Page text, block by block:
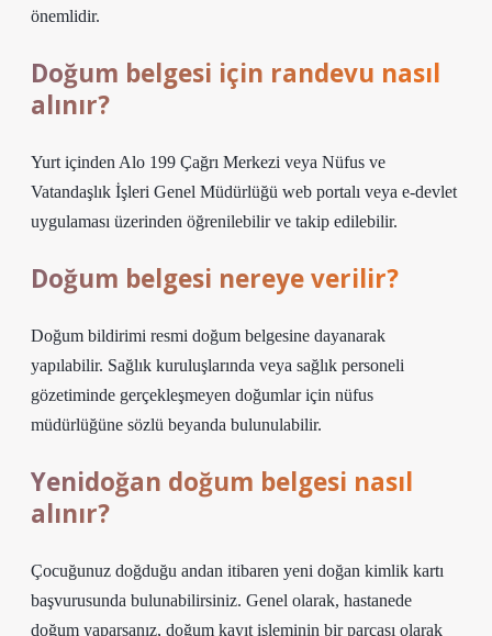
önemlidir.
Doğum belgesi için randevu nasıl
alınır?
Yurt içinden Alo 199 Çağrı Merkezi veya Nüfus ve
Vatandaşlık İşleri Genel Müdürlüğü web portalı veya e-devlet
uygulaması üzerinden öğrenilebilir ve takip edilebilir.
Doğum belgesi nereye verilir?
Doğum bildirimi resmi doğum belgesine dayanarak
yapılabilir. Sağlık kuruluşlarında veya sağlık personeli
gözetiminde gerçekleşmeyen doğumlar için nüfus
müdürlüğüne sözlü beyanda bulunulabilir.
Yenidoğan doğum belgesi nasıl
alınır?
Çocuğunuz doğduğu andan itibaren yeni doğan kimlik kartı
başvurusunda bulunabilirsiniz. Genel olarak, hastanede
doğum yaparsanız, doğum kayıt işleminin bir parçası olarak